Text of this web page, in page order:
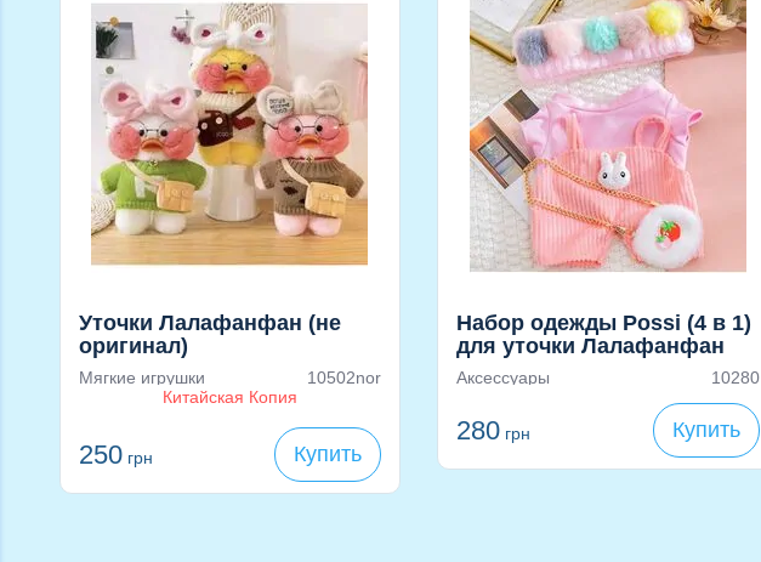
Уточки Лалафанфан (не
оригинал)
Мягкие игрушки
10502nor
Китайская Копия
250грн Купить
Набор одежды Possi (4 в 1)
для уточки Лалафанфан
Аксессуары 10280
280 грн Купить